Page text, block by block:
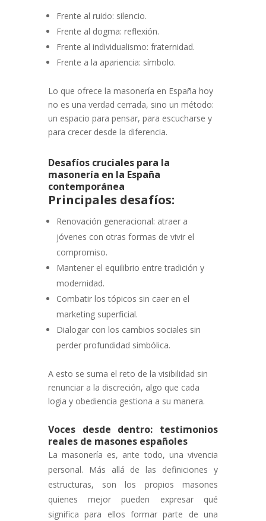
Frente al ruido: silencio.
Frente al dogma: reflexión.
Frente al individualismo: fraternidad.
Frente a la apariencia: símbolo.
Lo que ofrece la masonería en España hoy
no es una verdad cerrada, sino un método:
un espacio para pensar, para escucharse y
para crecer desde la diferencia.
Desafíos cruciales para la
masonería en la España
contemporánea
Principales desafíos:
Renovación generacional: atraer a
jóvenes con otras formas de vivir el
compromiso.
Mantener el equilibrio entre tradición y
modernidad.
Combatir los tópicos sin caer en el
marketing superficial.
Dialogar con los cambios sociales sin
perder profundidad simbólica.
A esto se suma el reto de la visibilidad sin
renunciar a la discreción, algo que cada
logia y obediencia gestiona a su manera.
Voces desde dentro: testimonios
reales de masones españoles
La masonería es, ante todo, una vivencia
personal. Más allá de las definiciones y
estructuras, son los propios masones
quienes mejor pueden expresar qué
significa para ellos formar parte de una